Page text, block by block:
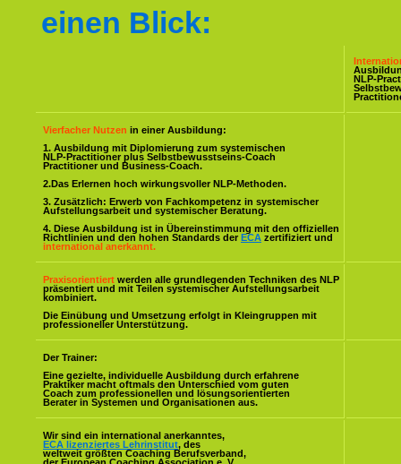
einen Blick:
NLP-
Vierfacher Nutzen in einer Ausbildung:
1. Ausbildung mit Diplomierung zum systemischen
NLP-Practitioner plus Selbstbewusstseins-Coach
Practitioner und Business-Coach.
2.Das Erlernen hoch wirkungsvoller NLP-Methoden.
3. Zusätzlich: Erwerb von Fachkompetenz in systemischer
Aufstellungsarbeit und systemischer Beratung.
4. Diese Ausbildung ist in Übereinstimmung mit den offiziellen
Richtlinien und den hohen Standards der ECA zertifiziert und
international anerkannt.
Praxisorientiert werden alle grundlegenden Techniken des NLP
präsentiert und mit Teilen systemischer Aufstellungsarbeit
kombiniert.
Die Einübung und Umsetzung erfolgt in Kleingruppen mit
professioneller Unterstützung.
Der Trainer:
Eine gezielte, individuelle Ausbildung durch erfahrene
Praktiker macht oftmals den Unterschied vom guten
Coach zum professionellen und lösungsorientierten
Berater in Systemen und Organisationen aus.
Wir sind ein international anerkanntes,
ECA lizenziertes Lehrinstitut, des
weltweit größten Coaching Berufsverband,